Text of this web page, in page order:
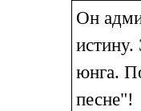
Он
истину.
юнга.
песне"!